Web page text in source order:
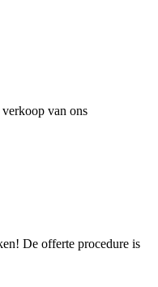
van ons
De offerte procedure is